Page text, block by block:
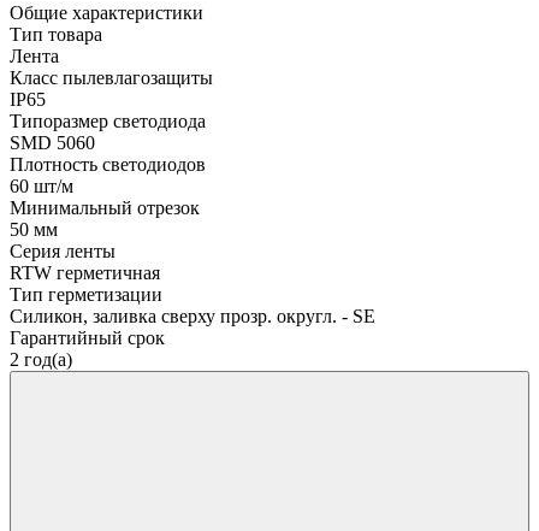
Общие характеристики
Тип товара
Лента
Класс пылевлагозащиты
IP65
Типоразмер светодиода
SMD 5060
Плотность светодиодов
60 шт/м
Минимальный отрезок
50 мм
Серия ленты
RTW герметичная
Тип герметизации
Силикон, заливка сверху прозр. округл. - SE
Гарантийный срок
2 год(а)